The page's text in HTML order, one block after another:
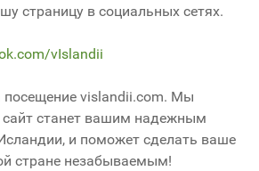
страницу в социальных сетях.
vIslandii
посещение vislandii.com. Мы
станет вашим надежным
и поможет сделать ваше
стране незабываемым!